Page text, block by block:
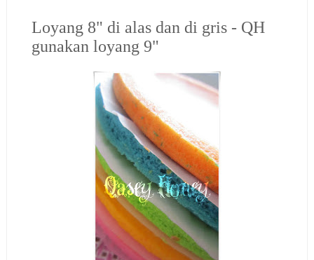
Loyang 8" di alas dan di gris - QH
gunakan loyang 9"